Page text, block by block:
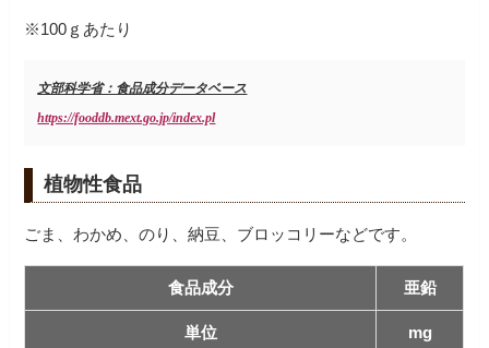
※100ｇあたり
文部科学省：食品成分データベース
https://fooddb.mext.go.jp/index.pl
植物性食品
ごま、わかめ、のり、納豆、ブロッコリーなどです。
食品成分 亜鉛
単位 mg